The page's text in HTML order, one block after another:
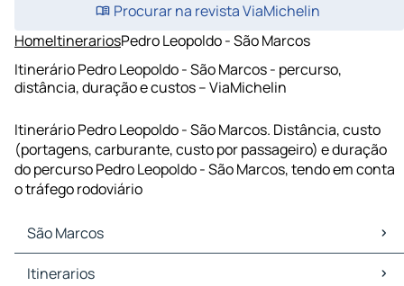
Procurar na revista ViaMichelin
HomeItinerariosPedro Leopoldo - São Marcos
Itinerário Pedro Leopoldo - São Marcos - percurso,
distância, duração e custos – ViaMichelin
Itinerário Pedro Leopoldo - São Marcos. Distância, custo
(portagens, carburante, custo por passageiro) e duração
do percurso Pedro Leopoldo - São Marcos, tendo em conta
o tráfego rodoviário
São Marcos
São Marcos Mapas Plantas
Itinerarios